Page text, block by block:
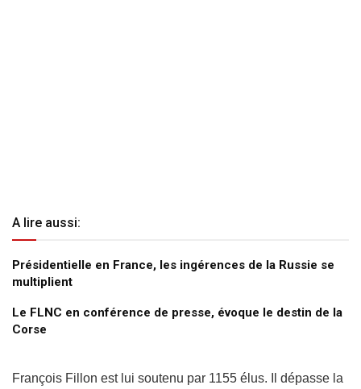
A lire aussi:
Présidentielle en France, les ingérences de la Russie se
multiplient
Le FLNC en conférence de presse, évoque le destin de la
Corse
François Fillon est lui soutenu par 1155 élus. Il dépasse la